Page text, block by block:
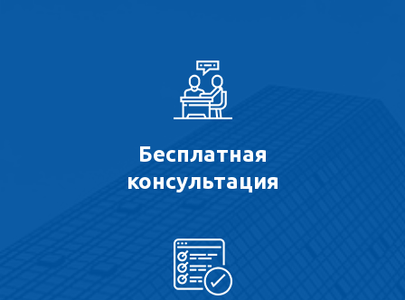
Бесплатная
консультация